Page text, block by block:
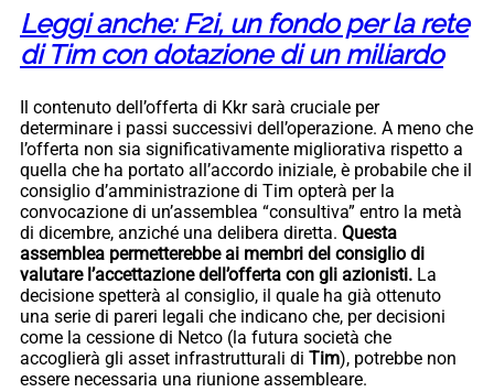
Leggi anche: F2i, un fondo per la rete
di Tim con dotazione di un miliardo
Il contenuto dell’offerta di Kkr sarà cruciale per
determinare i passi successivi dell’operazione. A meno che
l’offerta non sia significativamente migliorativa rispetto a
quella che ha portato all’accordo iniziale, è probabile che il
consiglio d’amministrazione di Tim opterà per la
convocazione di un’assemblea “consultiva” entro la metà
di dicembre, anziché una delibera diretta. Questa
assemblea permetterebbe ai membri del consiglio di
valutare l’accettazione dell’offerta con gli azionisti. La
decisione spetterà al consiglio, il quale ha già ottenuto
una serie di pareri legali che indicano che, per decisioni
come la cessione di Netco (la futura società che
accoglierà gli asset infrastrutturali di Tim), potrebbe non
essere necessaria una riunione assembleare.